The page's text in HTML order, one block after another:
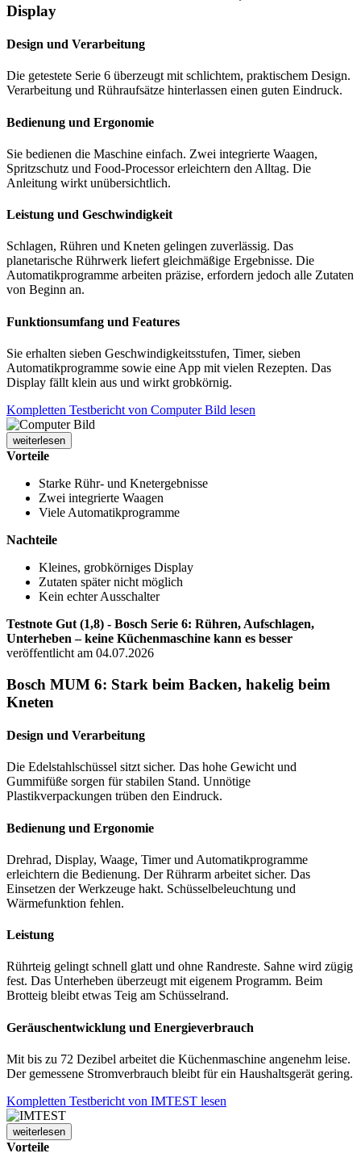
Display
Design und Verarbeitung
Die getestete Serie 6 überzeugt mit schlichtem, praktischem Design.
Verarbeitung und Rühraufsätze hinterlassen einen guten Eindruck.
Bedienung und Ergonomie
Sie bedienen die Maschine einfach. Zwei integrierte Waagen,
Spritzschutz und Food-Processor erleichtern den Alltag. Die
Anleitung wirkt unübersichtlich.
Leistung und Geschwindigkeit
Schlagen, Rühren und Kneten gelingen zuverlässig. Das
planetarische Rührwerk liefert gleichmäßige Ergebnisse. Die
Automatikprogramme arbeiten präzise, erfordern jedoch alle Zutaten
von Beginn an.
Funktionsumfang und Features
Sie erhalten sieben Geschwindigkeitsstufen, Timer, sieben
Automatikprogramme sowie eine App mit vielen Rezepten. Das
Display fällt klein aus und wirkt grobkörnig.
Kompletten Testbericht von Computer Bild lesen
weiterlesen
Vorteile
Starke Rühr- und Knetergebnisse
Zwei integrierte Waagen
Viele Automatikprogramme
Nachteile
Kleines, grobkörniges Display
Zutaten später nicht möglich
Kein echter Ausschalter
Testnote Gut (1,8) - Bosch Serie 6: Rühren, Aufschlagen,
Unterheben – keine Küchenmaschine kann es besser
veröffentlicht am 04.07.2026
Bosch MUM 6: Stark beim Backen, hakelig beim
Kneten
Design und Verarbeitung
Die Edelstahlschüssel sitzt sicher. Das hohe Gewicht und
Gummifüße sorgen für stabilen Stand. Unnötige
Plastikverpackungen trüben den Eindruck.
Bedienung und Ergonomie
Drehrad, Display, Waage, Timer und Automatikprogramme
erleichtern die Bedienung. Der Rührarm arbeitet sicher. Das
Einsetzen der Werkzeuge hakt. Schüsselbeleuchtung und
Wärmefunktion fehlen.
Leistung
Rührteig gelingt schnell glatt und ohne Randreste. Sahne wird zügig
fest. Das Unterheben überzeugt mit eigenem Programm. Beim
Brotteig bleibt etwas Teig am Schüsselrand.
Geräuschentwicklung und Energieverbrauch
Mit bis zu 72 Dezibel arbeitet die Küchenmaschine angenehm leise.
Der gemessene Stromverbrauch bleibt für ein Haushaltsgerät gering.
Kompletten Testbericht von IMTEST lesen
weiterlesen
Vorteile